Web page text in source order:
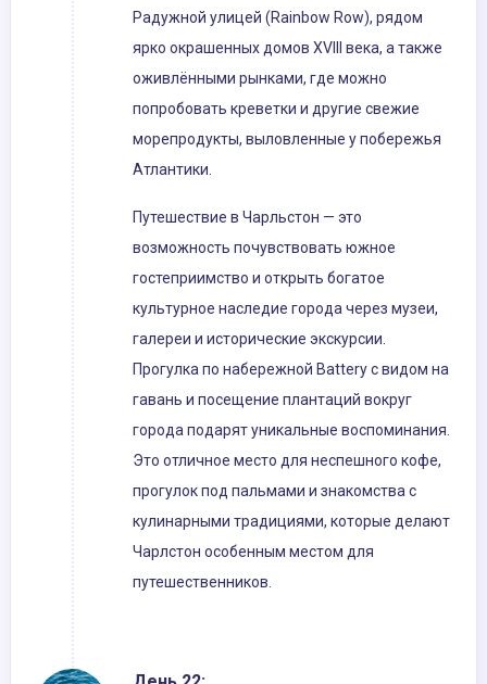
Радужной улицей (Rainbow Row), рядом
ярко окрашенных домов XVIII века, а также
оживлёнными рынками, где можно
попробовать креветки и другие свежие
морепродукты, выловленные у побережья
Атлантики.
Путешествие в Чарльстон — это
возможность почувствовать южное
гостеприимство и открыть богатое
культурное наследие города через музеи,
галереи и исторические экскурсии.
Прогулка по набережной Battery с видом на
гавань и посещение плантаций вокруг
города подарят уникальные воспоминания.
Это отличное место для неспешного кофе,
прогулок под пальмами и знакомства с
кулинарными традициями, которые делают
Чарлстон особенным местом для
путешественников.